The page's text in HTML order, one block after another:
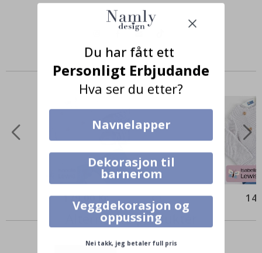
Produkter kjøpt sammen
179,00 Kr
Alternative produkter
Du har fått ett
Personligt Erbjudande
Hva ser du etter?
Navnelapper
Dekorasjon til
barnerom
Veggdekorasjon og
oppussing
Nei takk, jeg betaler full pris